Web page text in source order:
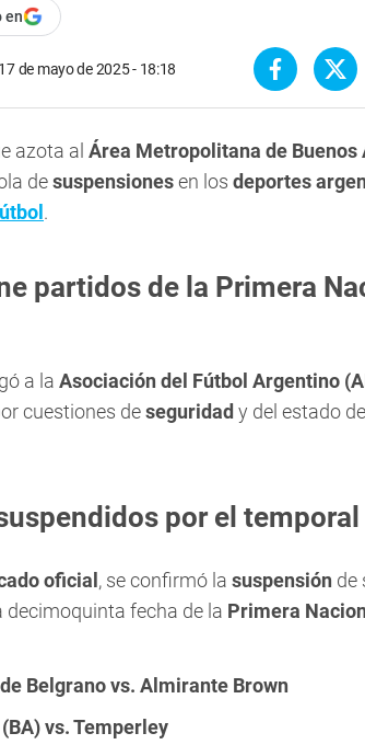
en
17 de mayo de 2025 - 18:18
azota al Área Metropolitana de Buenos
desuspensionesen los deportes
.
partidos de la Primera
a la Asociación del Fútbol Argentino
cuestiones deseguridad y del estado
por el temporal
oficial , se confirmó la suspensión de
decimoquinta fecha de la Primera
Belgrano vs. Almirante Brown
vs. Temperley